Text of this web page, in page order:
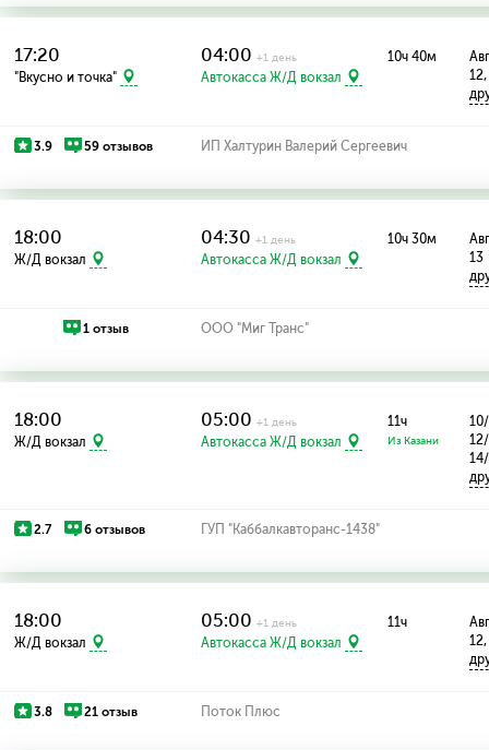
17:20
"Вкусно и точка"
04:00+1 день
Автокасса Ж/Д вокзал
10ч 40м
3.9 59 отзывов ИП Халтурин Валерий Сергеевич
18:00
Ж/Д вокзал
04:30+1 день
Автокасса Ж/Д вокзал
10ч 30м
13
1 отзыв ООО "Миг Транс"
18:00
Ж/Д вокзал
05:00+1 день
Автокасса Ж/Д вокзал
11ч
Из Казани
2.7 6 отзывов ГУП "Каббалкавторанс-1438"
18:00
Ж/Д вокзал
05:00+1 день
Автокасса Ж/Д вокзал
11ч
3.8 21 отзыв Поток Плюс